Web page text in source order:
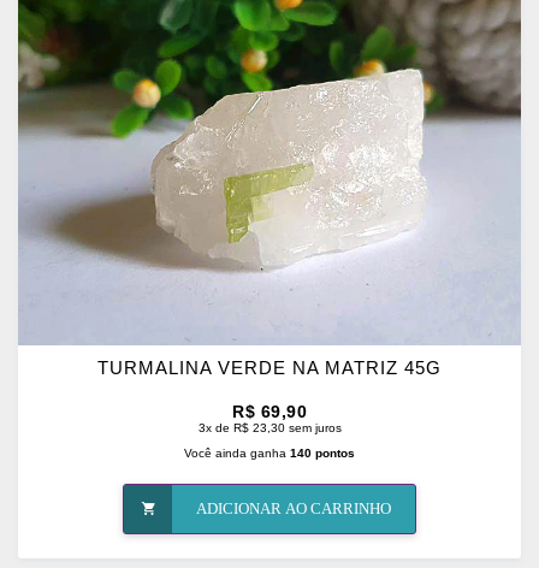
FAVORITOS
TURMALINA VERDE NA MATRIZ 45G
R$ 69,90
3x de R$ 23,30 sem juros
Você ainda ganha 140 pontos
ADICIONAR AO CARRINHO